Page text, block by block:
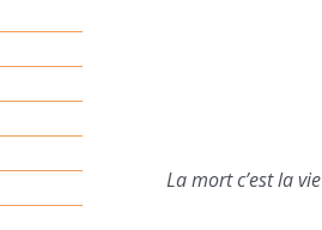
La mort c’est la vie